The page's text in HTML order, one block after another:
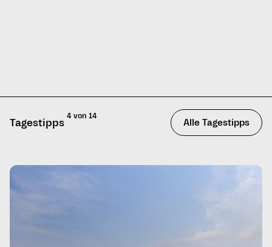
Tagestipps
4 von 14
Alle Tagestipps